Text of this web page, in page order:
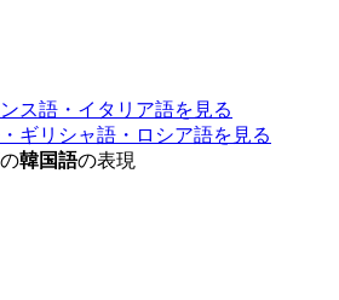
ス語・イタリア語を見る
ギリシャ語・ロシア語を見る
韓国語の表現